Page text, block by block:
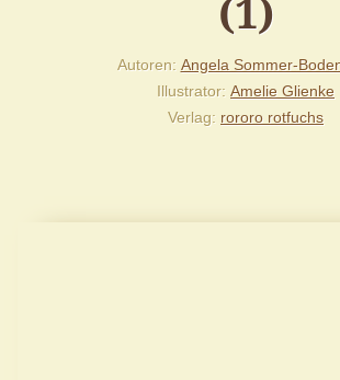
(1)
Autoren Angela Sommer-
Illustrator Amelie Glienke
Verlag rororo rotfuchs